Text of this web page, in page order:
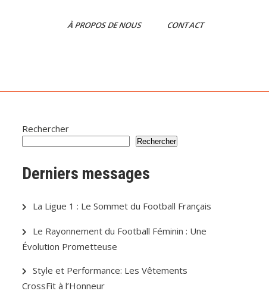
À PROPOS DE NOUS CONTACT
Rechercher
Rechercher
Derniers messages
La Ligue 1 : Le Sommet du Football Français
Le Rayonnement du Football Féminin : Une
Évolution Prometteuse
Style et Performance: Les Vêtements
CrossFit à l’Honneur